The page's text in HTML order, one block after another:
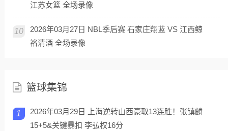
江苏女篮 全场录像
10
2026年03月27日 NBL季后赛 石家庄翔蓝 VS 江西鲸
裕清酒 全场录像
篮球集锦
1
2026年03月29日 上海逆转山西豪取13连胜！张镇麟
15+5&关键暴扣 李弘权16分